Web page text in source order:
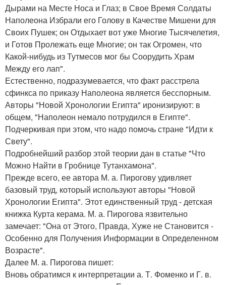
Дырами на Месте Носа и Глаз; в Свое Время Солдаты
Наполеона Избрали его Голову в Качестве Мишени для
Своих Пушек; он Отдыхает вот уже Многие Тысячелетия,
и Готов Пролежать еще Многие; он так Огромен, что
Какой-нибудь из Тутмесов мог бы Соорудить Храм
Между его лап".
Естественно, подразумевается, что факт расстрела
сфинкса по приказу Наполеона является бесспорным.
Авторы "Новой Хронологии Египта" иронизируют: в
общем, "Наполеон немало потрудился в Египте".
Подчеркивая при этом, что надо помочь стране "Идти к
Свету".
Подробнейший разбор этой теории дан в статье "Что
Можно Найти в Гробнице Тутанхамона".
Прежде всего, ее автора М. а. Пирогову удивляет
базовый труд, который используют авторы "Новой
Хронологии Египта". Этот единственный труд - детская
книжка Курта керама. М. а. Пирогова язвительно
замечает: "Она от Этого, Правда, Хуже не Становится -
Особенно для Получения Информации в Определенном
Возрасте".
Далее М. а. Пирогова пишет:
Вновь обратимся к интерпретации а. Т. Фоменко и Г. в.